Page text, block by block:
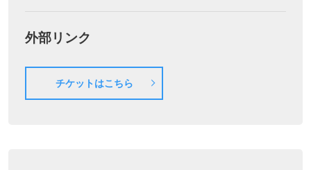
外部リンク
チケットはこちら